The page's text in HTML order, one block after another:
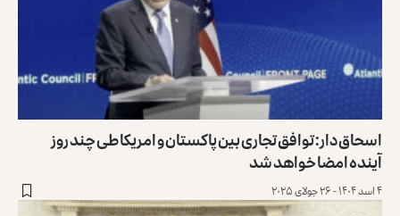
اسحاق دار: توافق تجاری بین پاکستان و امریکا طی چند روز
آینده ‏امضا خواهد شد
۴ اسد ۱۴۰۴ - ۲۶ جولای ۲۰۲۵